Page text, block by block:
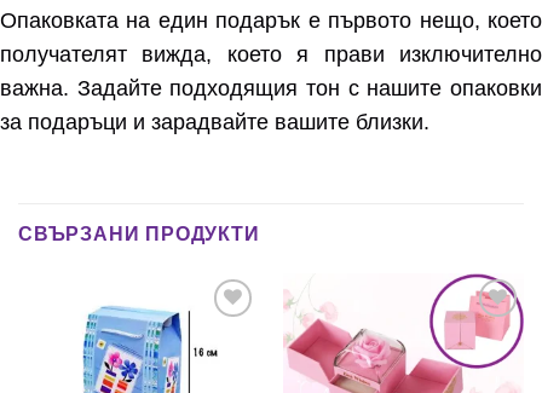
Опаковката на един подарък е първото нещо, което
получателят вижда, което я прави изключително
важна. Задайте подходящия тон с нашите опаковки
за подаръци и зарадвайте вашите близки.
СВЪРЗАНИ ПРОДУКТИ
wishlist
Add to
wishlist